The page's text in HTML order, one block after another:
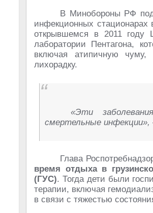
В Минобороны РФ
инфекционных
открывшемся в 2011 году
лаборатории Пентагона,
включая атипичную чуму,
лихорадку.
«Эти
смертельные инфекции»,
Глава
время отдыха в
(ГУС). Тогда дети были
терапии, включая
в связи с тяжестью